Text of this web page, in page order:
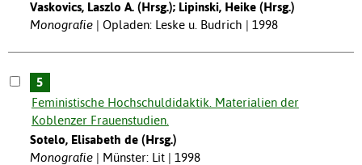
Vaskovics, Laszlo A. (Hrsg.); Lipinski, Heike (Hrsg.)
Monografie
Opladen: Leske u. Budrich | 1998
5
Feministische Hochschuldidaktik. Materialien der
Koblenzer Frauenstudien.
Sotelo, Elisabeth de (Hrsg.)
Monografie
Münster: Lit | 1998